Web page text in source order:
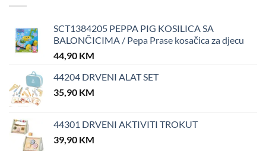
SCT1384205 PEPPA PIG KOSILICA SA
BALONČICIMA / Pepa Prase kosačica za djecu
44,90 KM
44204 DRVENI ALAT SET
35,90 KM
44301 DRVENI AKTIVITI TROKUT
39,90 KM